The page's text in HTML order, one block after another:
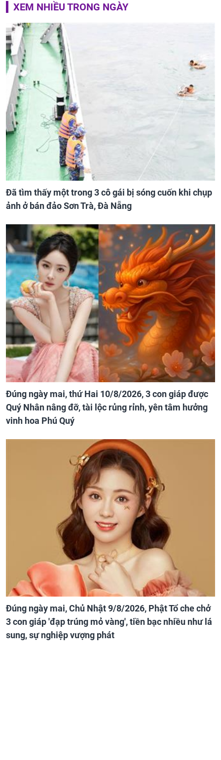
XEM NHIỀU TRONG NGÀY
Đã tìm thấy một trong 3 cô gái bị sóng cuốn khi chụp
ảnh ở bán đảo Sơn Trà, Đà Nẵng
Đúng ngày mai, thứ Hai 10/8/2026, 3 con giáp được
Quý Nhân nâng đỡ, tài lộc rủng rỉnh, yên tâm hưởng
vinh hoa Phú Quý
Đúng ngày mai, Chủ Nhật 9/8/2026, Phật Tổ che chở
3 con giáp 'đạp trúng mỏ vàng', tiền bạc nhiều như lá
sung, sự nghiệp vượng phát